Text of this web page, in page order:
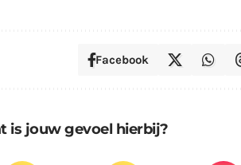
Facebook
is jouw gevoel hierbij?